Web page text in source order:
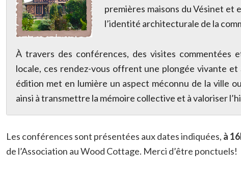
premières maisons du Vésinet et
l’identité architecturale de la
À travers des conférences, des visites commentées
locale, ces rendez-vous offrent une plongée vivante
édition met en lumière un aspect méconnu de la ville
ainsi à transmettre la mémoire collective et à valoriser
Les conférences sont présentées aux dates indiquées, à
de l’Association au Wood Cottage. Merci d’être ponctuels!